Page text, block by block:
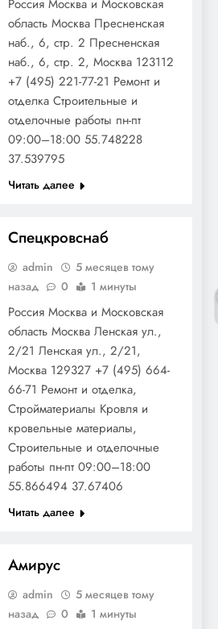
Россия Москва и Московская
область Москва Пресненская
наб., 6, стр. 2 Пресненская
наб., 6, стр. 2, Москва 123112
+7 (495) 221-77-21 Ремонт и
отделка Строительные и
отделочные работы пн-пт
09:00–18:00 55.748228
37.539795
Читать далее
Спецкровснаб
admin
5 месяцев тому
назад
0 1 минуты
Россия Москва и Московская
область Москва Ленская ул.,
2/21 Ленская ул., 2/21,
Москва 129327 +7 (495) 664-
66-71 Ремонт и отделка,
Стройматериалы Кровля и
кровельные материалы,
Строительные и отделочные
работы пн-пт 09:00–18:00
55.866494 37.67406
Читать далее
Амирус
admin
5 месяцев тому
назад
0 1 минуты